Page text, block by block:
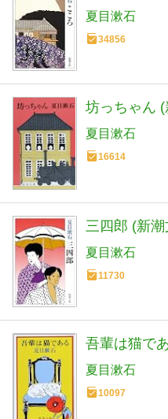
夏目漱石
34856
坊っちゃん
夏目漱石
16614
三四郎 (新潮
夏目漱石
11730
吾輩は猫で
夏目漱石
10097